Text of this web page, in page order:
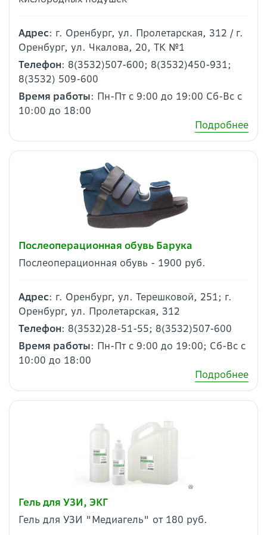
Адрес: г. Оренбург, ул. Пролетарская, 312 / г.
Оренбург, ул. Чкалова, 20, ТК №1
Телефон: 8(3532)507-600; 8(3532)450-931;
8(3532) 509-600
Время работы: Пн-Пт с 9:00 до 19:00 Сб-Вс с
10:00 до 18:00
Подробнее
Послеоперационная обувь Барука
Послеоперационная обувь - 1900 руб.
Адрес: г. Оренбург, ул. Терешковой, 251; г.
Оренбург, ул. Пролетарская, 312
Телефон: 8(3532)28-51-55; 8(3532)507-600
Время работы: Пн-Пт с 9:00 до 19:00; Сб-Вс с
10:00 до 18:00
Подробнее
Гель для УЗИ, ЭКГ
Гель для УЗИ "Медиагель" от 180 руб.